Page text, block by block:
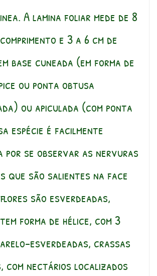
A lamina foliar mede de 8
e 3 a 6 cm de
base cuneada (em forma de
ou ponta obtusa
ou apiculada (com ponta
espécie é facilmente
por se observar as nervuras
que são salientes na face
são esverdeadas,
forma de hélice, com 3
esverdeadas, crassas
com nectários localizados